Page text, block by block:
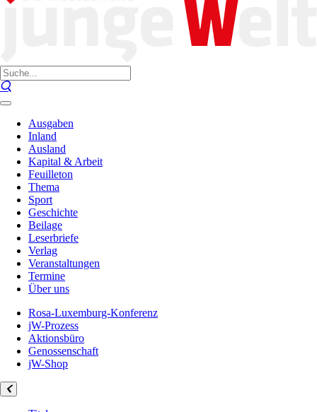
Ausgaben
Inland
Ausland
Kapital & Arbeit
Feuilleton
Thema
Sport
Geschichte
Beilage
Leserbriefe
Verlag
Veranstaltungen
Termine
Über uns
Rosa-Luxemburg-Konferenz
jW-Prozess
Aktionsbüro
Genossenschaft
jW-Shop